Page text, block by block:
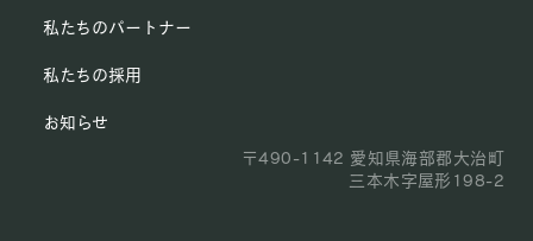
私たちのパートナー
私たちの採用
お知らせ
〒490-1142 愛知県海部郡大治町
三本木字屋形198-2